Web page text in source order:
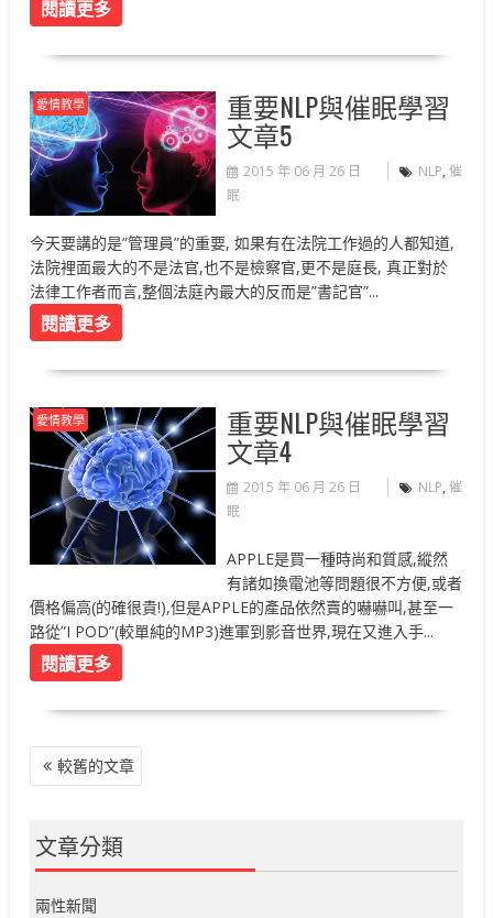
閱讀更多
愛情教學 重要NLP與催眠學習
文章5
2015 年 06 月 26 日 NLP,催
眠
今天要講的是”管理員”的重要, 如果有在法院工作過的人都知道,
法院裡面最大的不是法官,也不是檢察官,更不是庭長, 真正對於
法律工作者而言,整個法庭內最大的反而是”書記官”...
閱讀更多
愛情教學 重要NLP與催眠學習
文章4
2015 年 06 月 26 日 NLP,催
眠
APPLE是買一種時尚和質感,縱然
有諸如換電池等問題很不方便,或者
價格偏高(的確很貴!),但是APPLE的產品依然賣的嚇嚇叫,甚至一
路從”I POD”(較單純的MP3)進軍到影音世界,現在又進入手...
閱讀更多
文
章
覽
較舊的文章
文章分類
兩性新聞